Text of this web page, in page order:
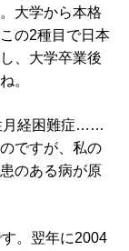
大学から本格
の2種目で日本
、大学卒業後
。
月経困難症……
ですが、私の
のある病が原
。翌年に2004